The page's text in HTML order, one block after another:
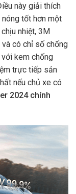
này giải thích
tốt hơn một
nhiệt, 3M
có chỉ số chống
kem chống
trực tiếp sản
nếu chủ xe có
2024 chính